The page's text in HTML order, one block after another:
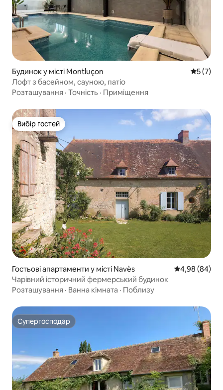
Будинок у місті Montluçon Середня
5 (7)
Лофт з басейном, сауною, патіо
Розташування · Точність · Приміщення
Вибір гостей
Вибір гостей
Гостьові апартаменти у місті Navès Середня
4,98 (84)
Чарівний історичний фермерський будинок
Розташування · Ванна кімната · Поблизу
Супергосподар
Супергосподар